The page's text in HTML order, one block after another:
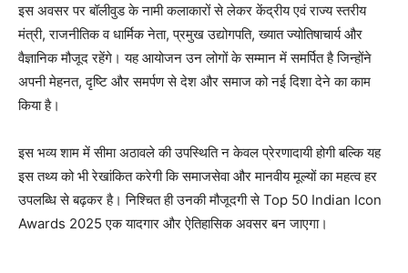
इस अवसर पर बॉलीवुड के नामी कलाकारों से लेकर केंद्रीय एवं राज्य स्तरीय
मंत्री, राजनीतिक व धार्मिक नेता, प्रमुख उद्योगपति, ख्यात ज्योतिषाचार्य और
वैज्ञानिक मौजूद रहेंगे। यह आयोजन उन लोगों के सम्मान में समर्पित है जिन्होंने
अपनी मेहनत, दृष्टि और समर्पण से देश और समाज को नई दिशा देने का काम
किया है।
इस भव्य शाम में सीमा अठावले की उपस्थिति न केवल प्रेरणादायी होगी बल्कि यह
इस तथ्य को भी रेखांकित करेगी कि समाजसेवा और मानवीय मूल्यों का महत्व हर
उपलब्धि से बढ़कर है। निश्चित ही उनकी मौजूदगी से Top 50 Indian Icon
Awards 2025 एक यादगार और ऐतिहासिक अवसर बन जाएगा।